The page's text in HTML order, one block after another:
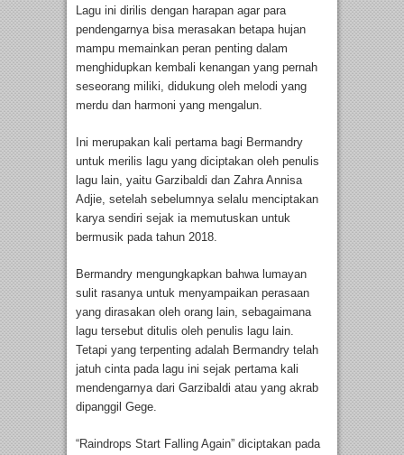
Lagu ini dirilis dengan harapan agar para
pendengarnya bisa merasakan betapa hujan
mampu memainkan peran penting dalam
menghidupkan kembali kenangan yang pernah
seseorang miliki, didukung oleh melodi yang
merdu dan harmoni yang mengalun.
Ini merupakan kali pertama bagi Bermandry
untuk merilis lagu yang diciptakan oleh penulis
lagu lain, yaitu Garzibaldi dan Zahra Annisa
Adjie, setelah sebelumnya selalu menciptakan
karya sendiri sejak ia memutuskan untuk
bermusik pada tahun 2018.
Bermandry mengungkapkan bahwa lumayan
sulit rasanya untuk menyampaikan perasaan
yang dirasakan oleh orang lain, sebagaimana
lagu tersebut ditulis oleh penulis lagu lain.
Tetapi yang terpenting adalah Bermandry telah
jatuh cinta pada lagu ini sejak pertama kali
mendengarnya dari Garzibaldi atau yang akrab
dipanggil Gege.
“Raindrops Start Falling Again” diciptakan pada